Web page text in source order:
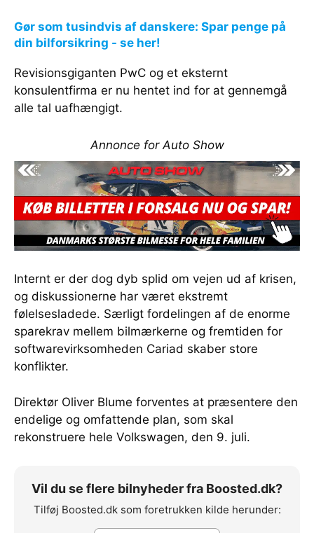
Gør som tusindvis af danskere: Spar penge på
din bilforsikring - se her!
Revisionsgiganten PwC og et eksternt
konsulentfirma er nu hentet ind for at gennemgå
alle tal uafhængigt.
Annonce for Auto Show
Internt er der dog dyb splid om vejen ud af krisen,
og diskussionerne har været ekstremt
følelsesladede. Særligt fordelingen af de enorme
sparekrav mellem bilmærkerne og fremtiden for
softwarevirksomheden Cariad skaber store
konflikter.
Direktør Oliver Blume forventes at præsentere den
endelige og omfattende plan, som skal
rekonstruere hele Volkswagen, den 9. juli.
Vil du se flere bilnyheder fra Boosted.dk?
Tilføj Boosted.dk som foretrukken kilde herunder: